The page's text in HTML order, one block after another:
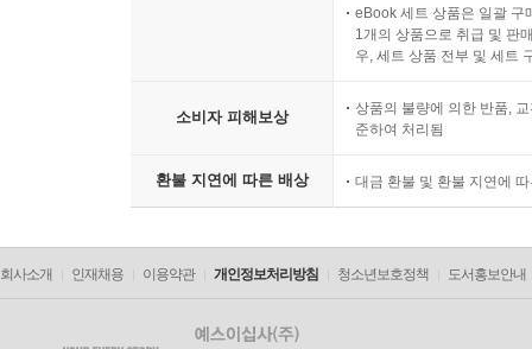
eBook 세트 상품은 일괄 구
1개의 상품으로 취급 및 판
우, 세트 상품 전부 및 세트
소비자 피해보상
상품의 불량에 의한 반품,
준하여 처리됨
환불 지연에 따른 배상 대금 환불 및 환불 지연에
회사소개 인재채용 이용약관 개인정보처리방침 청소년보호정책 도서홍보안내